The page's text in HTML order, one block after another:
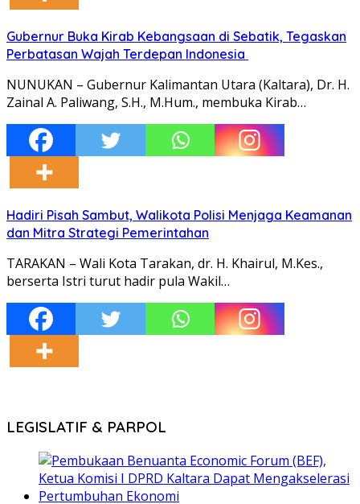
Gubernur Buka Kirab Kebangsaan di Sebatik, Tegaskan
Perbatasan Wajah Terdepan Indonesia
NUNUKAN – Gubernur Kalimantan Utara (Kaltara), Dr. H.
Zainal A. Paliwang, S.H., M.Hum., membuka Kirab…
Hadiri Pisah Sambut, Walikota Polisi Menjaga Keamanan
dan Mitra Strategi Pemerintahan
TARAKAN – Wali Kota Tarakan, dr. H. Khairul, M.Kes.,
berserta Istri turut hadir pula Wakil…
LEGISLATIF & PARPOL